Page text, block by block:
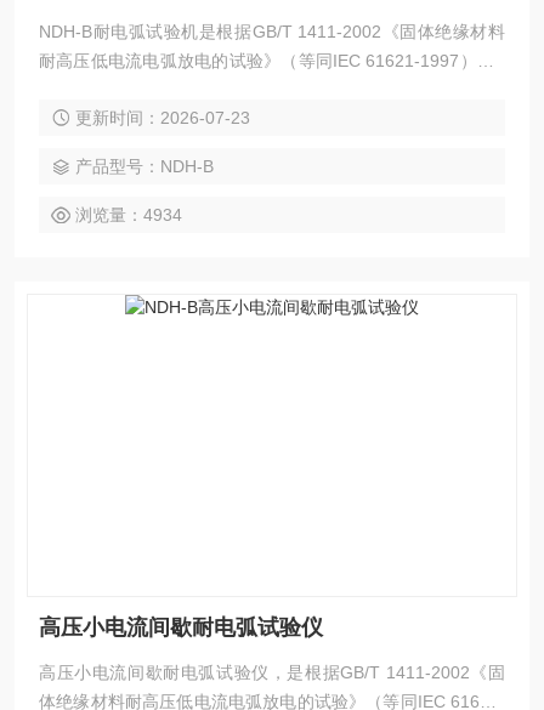
NDH-B耐电弧试验机是根据GB/T 1411-2002《固体绝缘材料
耐高压低电流电弧放电的试验》（等同IEC 61621-1997）及A
6A等试验方法。
更新时间：2026-07-23
产品型号：NDH-B
浏览量：4934
高压小电流间歇耐电弧试验仪
高压小电流间歇耐电弧试验仪，是根据GB/T 1411-2002《固
体绝缘材料耐高压低电流电弧放电的试验》（等同IEC 61621-